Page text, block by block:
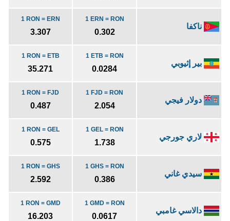
ناكفا
1 ERN = RON
0.302
1 RON = ERN
3.307
بير إثيوبي
1 ETB = RON
0.0284
1 RON = ETB
35.271
دولار فيجي
1 FJD = RON
2.054
1 RON = FJD
0.487
لاري جورجي
1 GEL = RON
1.738
1 RON = GEL
0.575
سيدي غاني
1 GHS = RON
0.386
1 RON = GHS
2.592
دالاسي غامبي
1 GMD = RON
0.0617
1 RON = GMD
16.203